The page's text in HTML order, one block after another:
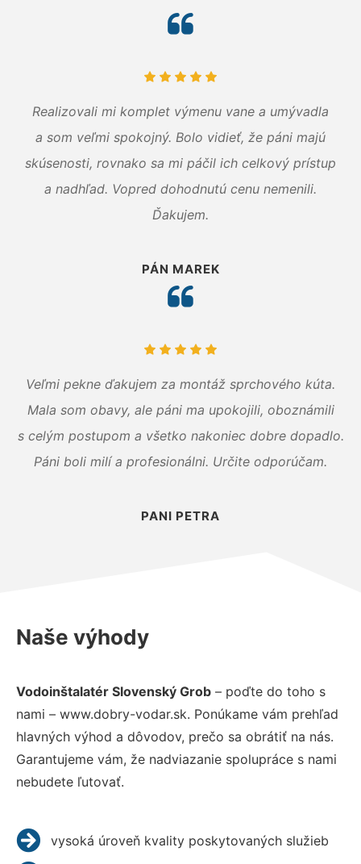
Realizovali mi komplet výmenu vane a umývadla
a som veľmi spokojný. Bolo vidieť, že páni majú
skúsenosti, rovnako sa mi páčil ich celkový prístup
a nadhľad. Vopred dohodnutú cenu nemenili.
Ďakujem.
PÁN MAREK
Veľmi pekne ďakujem za montáž sprchového kúta.
Mala som obavy, ale páni ma upokojili, oboznámili
s celým postupom a všetko nakoniec dobre dopadlo.
Páni boli milí a profesionálni. Určite odporúčam.
PANI PETRA
Naše výhody
Vodoinštalatér Slovenský Grob – poďte do toho s
nami – www.dobry-vodar.sk. Ponúkame vám prehľad
hlavných výhod a dôvodov, prečo sa obrátiť na nás.
Garantujeme vám, že nadviazanie spolupráce s nami
nebudete ľutovať.
vysoká úroveň kvality poskytovaných služieb